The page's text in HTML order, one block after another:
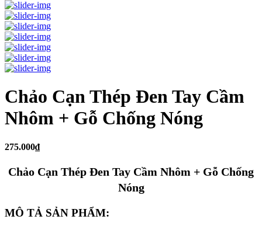
Chảo Cạn Thép Đen Tay Cầm
Nhôm + Gỗ Chống Nóng
275.000₫
Chảo Cạn Thép Đen Tay Cầm Nhôm + Gỗ Chống
Nóng
MÔ TẢ SẢN PHẨM: